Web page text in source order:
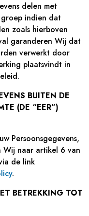
delen met
indien dat
zoals hierboven
garanderen Wij dat
verwerkt door
plaatsvindt in
BUITEN DE
(DE “EER”)
Persoonsgegevens,
Wij naar artikel 6 van
de link
.
BETREKKING TOT